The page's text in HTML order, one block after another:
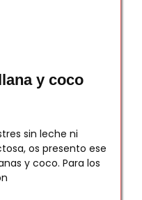
y coco
sin leche ni
os presento ese
y coco. Para los